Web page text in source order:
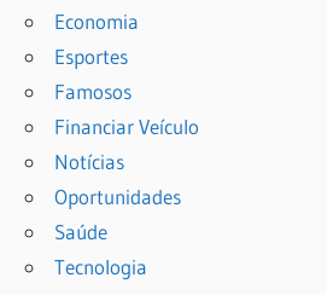
Economia
Esportes
Famosos
Financiar Veículo
Notícias
Oportunidades
Saúde
Tecnologia